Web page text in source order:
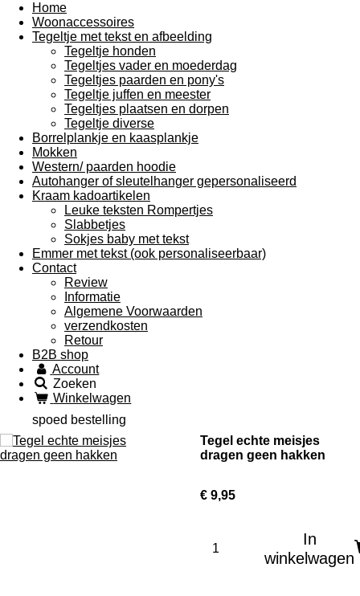
Home
Woonaccessoires
Tegeltje met tekst en afbeelding
Tegeltje honden
Tegeltjes vader en moederdag
Tegeltjes paarden en pony's
Tegeltje juffen en meester
Tegeltjes plaatsen en dorpen
Tegeltje diverse
Borrelplankje en kaasplankje
Mokken
Western/ paarden hoodie
Autohanger of sleutelhanger gepersonaliseerd
Kraam kadoartikelen
Leuke teksten Rompertjes
Slabbetjes
Sokjes baby met tekst
Emmer met tekst (ook personaliseerbaar)
Contact
Review
Informatie
Algemene Voorwaarden
verzendkosten
Retour
B2B shop
Account
Zoeken
Winkelwagen
spoed bestelling
Tegel echte meisjes
dragen geen hakken
€ 9,95
In
winkelwagen